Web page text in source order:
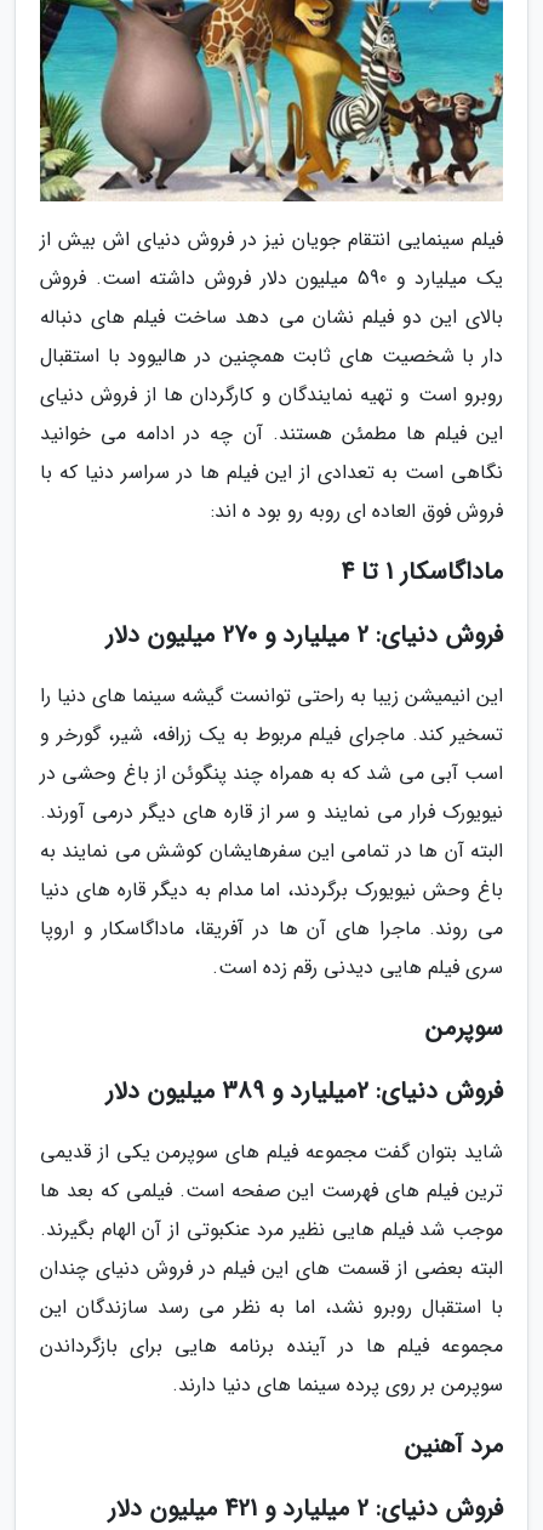
فیلم سینمایی انتقام جویان نیز در فروش دنیای اش بیش از
یک میلیارد و 590 میلیون دلار فروش داشته است. فروش
بالای این دو فیلم نشان می دهد ساخت فیلم های دنباله
دار با شخصیت های ثابت همچنین در هالیوود با استقبال
روبرو است و تهیه نمایندگان و کارگردان ها از فروش دنیای
این فیلم ها مطمئن هستند. آن چه در ادامه می خوانید
نگاهی است به تعدادی از این فیلم ها در سراسر دنیا که با
فروش فوق العاده ای روبه رو بود ه اند:
ماداگاسکار 1 تا 4
فروش دنیای: 2 میلیارد و 270 میلیون دلار
این انیمیشن زیبا به راحتی توانست گیشه سینما های دنیا را
تسخیر کند. ماجرای فیلم مربوط به یک زرافه، شیر، گورخر و
اسب آبی می شد که به همراه چند پنگوئن از باغ وحشی در
نیویورک فرار می نمایند و سر از قاره های دیگر درمی آورند.
البته آن ها در تمامی این سفرهایشان کوشش می نمایند به
باغ وحش نیویورک برگردند، اما مدام به دیگر قاره های دنیا
می روند. ماجرا های آن ها در آفریقا، ماداگاسکار و اروپا
سری فیلم هایی دیدنی رقم زده است.
سوپرمن
فروش دنیای: 2میلیارد و 389 میلیون دلار
شاید بتوان گفت مجموعه فیلم های سوپرمن یکی از قدیمی
ترین فیلم های فهرست این صفحه است. فیلمی که بعد ها
موجب شد فیلم هایی نظیر مرد عنکبوتی از آن الهام بگیرند.
البته بعضی از قسمت های این فیلم در فروش دنیای چندان
با استقبال روبرو نشد، اما به نظر می رسد سازندگان این
مجموعه فیلم ها در آینده برنامه هایی برای بازگرداندن
سوپرمن بر روی پرده سینما های دنیا دارند.
مرد آهنین
فروش دنیای: 2 میلیارد و 421 میلیون دلار